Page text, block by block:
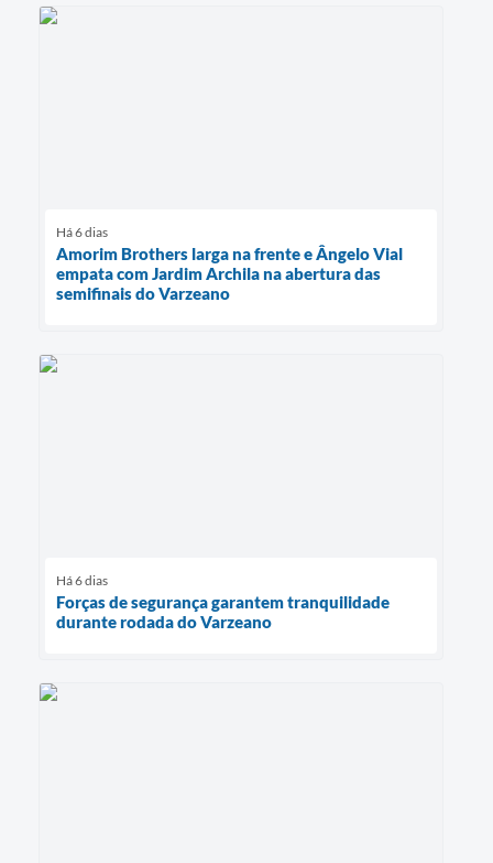
Há 6 dias
Amorim Brothers larga na frente e Ângelo Vial
empata com Jardim Archila na abertura das
semifinais do Varzeano
Há 6 dias
Forças de segurança garantem tranquilidade
durante rodada do Varzeano